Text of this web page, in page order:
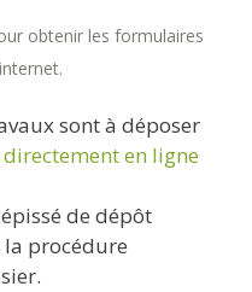
obtenir les formulaires
sont à déposer
en ligne
de dépôt
procédure